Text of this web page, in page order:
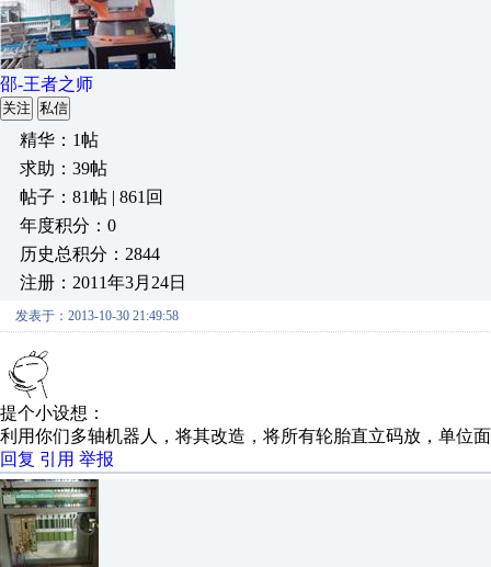
邵-王者之师
关注 私信
精华：1帖
求助：39帖
帖子：81帖 | 861回
年度积分：0
历史总积分：2844
注册：2011年3月24日
发表于：2013-10-30 21:49:58
提个小设想：
利用你们多轴机器人，将其改造，将所有轮胎直立码放，单位
回复 引用 举报